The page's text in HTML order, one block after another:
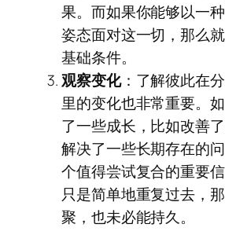
果。而如果你能够以一
姿态面对这一切，那么
基础条件。
观察变化：了解彼此在
里的变化也非常重要。
了一些成长，比如改善
解决了一些长期存在的
个值得尝试复合的重要
只是简单地重复过去，
聚，也未必能持久。